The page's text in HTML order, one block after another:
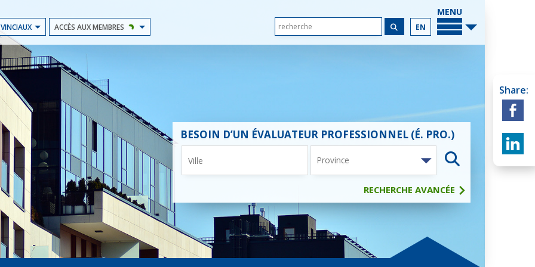
ACCÈS AUX MEMBRES
MENUPRINCIPAL
EN
BESOIN D’UN ÉVALUATEUR PROFESSIONNEL (É. PRO.)
Province
RECHERCHE AVANCÉE
Share: